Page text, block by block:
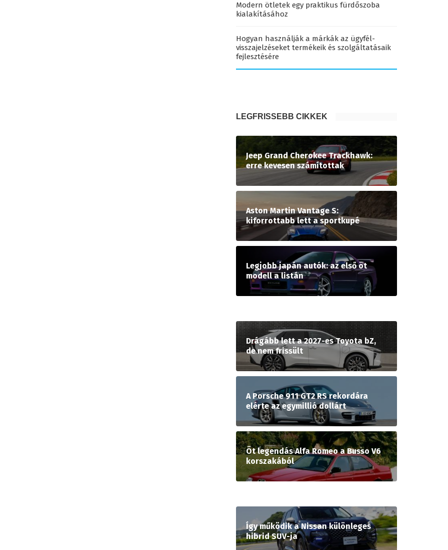
Modern ötletek egy praktikus fürdőszoba
kialakításához
Hogyan használják a márkák az ügyfél-
visszajelzéseket termékeik és szolgáltatásaik
fejlesztésére
LEGFRISSEBB CIKKEK
Jeep Grand Cherokee Trackhawk:
erre kevesen számítottak
Aston Martin Vantage S:
kiforrottabb lett a sportkupé
Legjobb japán autók: az első öt
modell a listán
Drágább lett a 2027-es Toyota bZ,
de nem frissült
A Porsche 911 GT2 RS rekordára
elérte az egymillió dollárt
Öt legendás Alfa Romeo a Busso V6
korszakából
Így működik a Nissan különleges
hibrid SUV-ja